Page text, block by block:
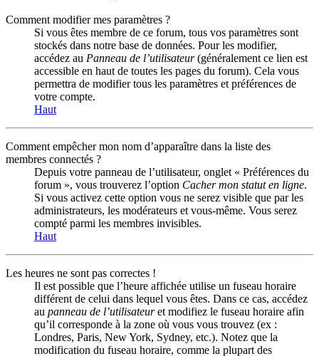
Comment modifier mes paramètres ?
Si vous êtes membre de ce forum, tous vos paramètres sont
stockés dans notre base de données. Pour les modifier,
accédez au Panneau de l’utilisateur(généralement ce lien est
accessible en haut de toutes les pages du forum). Cela vous
permettra de modifier tous les paramètres et préférences de
votre compte.
Haut
Comment empêcher mon nom d’apparaître dans la liste des
membres connectés ?
Depuis votre panneau de l’utilisateur, onglet « Préférences du
forum », vous trouverez l’option Cacher mon statut en ligne.
Si vous activez cette option vous ne serez visible que par les
administrateurs, les modérateurs et vous-même. Vous serez
compté parmi les membres invisibles.
Haut
Les heures ne sont pas correctes !
Il est possible que l’heure affichée utilise un fuseau horaire
différent de celui dans lequel vous êtes. Dans ce cas, accédez
au panneau de l’utilisateuret modifiez le fuseau horaire afin
qu’il corresponde à la zone où vous vous trouvez (ex :
Londres, Paris, New York, Sydney, etc.). Notez que la
modification du fuseau horaire, comme la plupart des